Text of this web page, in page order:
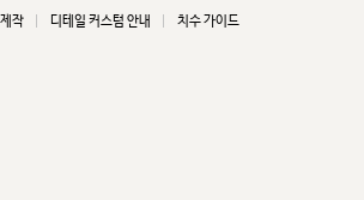
작 디테일 커스텀 안내 치수 가이드